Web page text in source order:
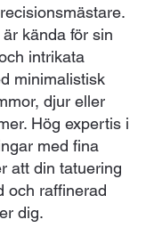
kända för sin
intrikata
minimalistisk
djur eller
Hög expertis i
med fina
att din tatuering
och raffinerad
dig.